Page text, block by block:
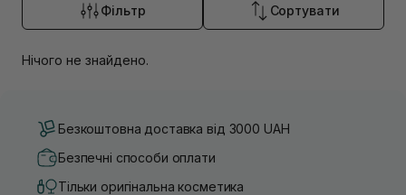
Фільтр Сортувати
Нічого не знайдено.
Безкоштовна доставка від 3000 UAH
Безпечні способи оплати
Тільки оригінальна косметика